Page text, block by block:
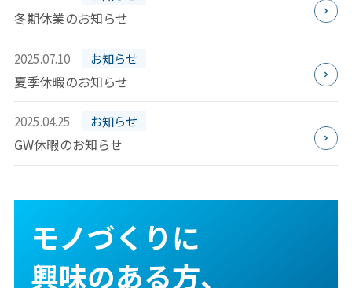
冬期休業のお知らせ
2025.07.10 お知らせ
夏季休暇のお知らせ
2025.04.25 お知らせ
GW休暇のお知らせ
モノづくりに
興味のある⽅、